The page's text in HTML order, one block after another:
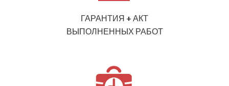
ГАРАНТИЯ + АКТ
ВЫПОЛНЕННЫХ РАБОТ